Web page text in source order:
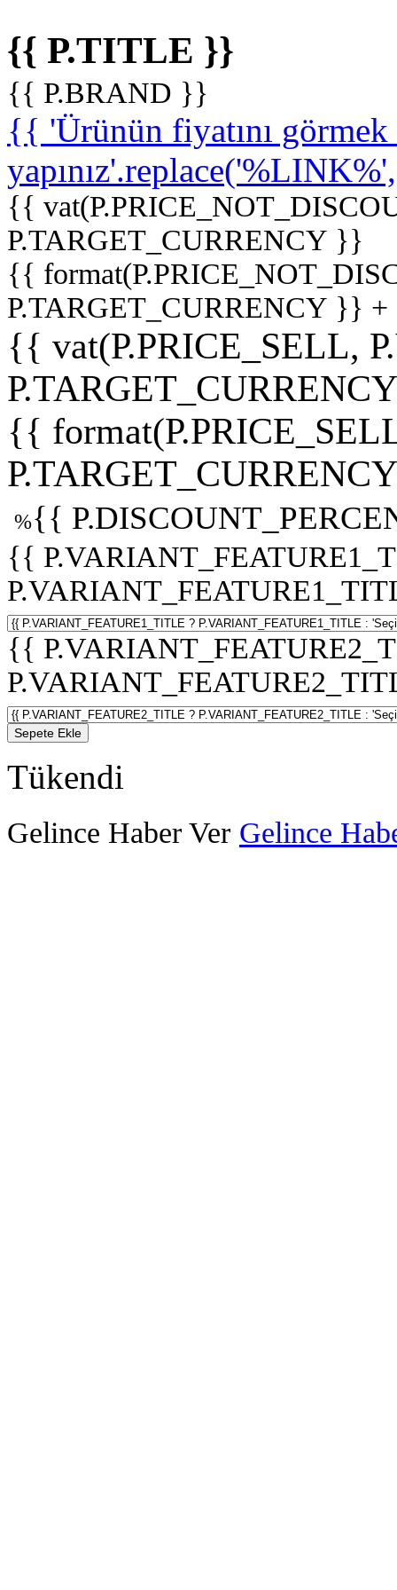
{{ P.TITLE }}
{{ P.BRAND }}
{{ 'Ürünün fiyatını
{{
P.TARGET_CURRENCY }}
{{
P.TARGET_CURRENCY }}
{{ vat(P.PRICE_SELL,
{{
%{{
{{
{{
Sepete Ekle
Tükendi
Gelince Haber Ver Gelince